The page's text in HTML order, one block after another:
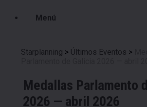
Menú
Starplanning > Últimos Eventos >
Medallas Parlamento
2026 — abril 2026